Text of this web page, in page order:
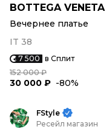
BOTTEGA VENETA
Вечернее платье
IT 38
7 500 в Сплит
152 000 ₽
30 000 ₽ -80%
FStyle
Ресейл магазин